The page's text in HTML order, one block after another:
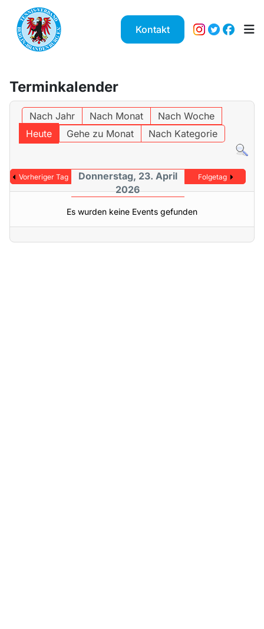
Kontakt
Terminkalender
Nach Jahr Nach Monat
Nach Woche
Heute
Gehe zu Monat Nach Kategorie
Vorheriger Tag
Donnerstag, 23. April
2026
Folgetag
Es wurden keine Events gefunden